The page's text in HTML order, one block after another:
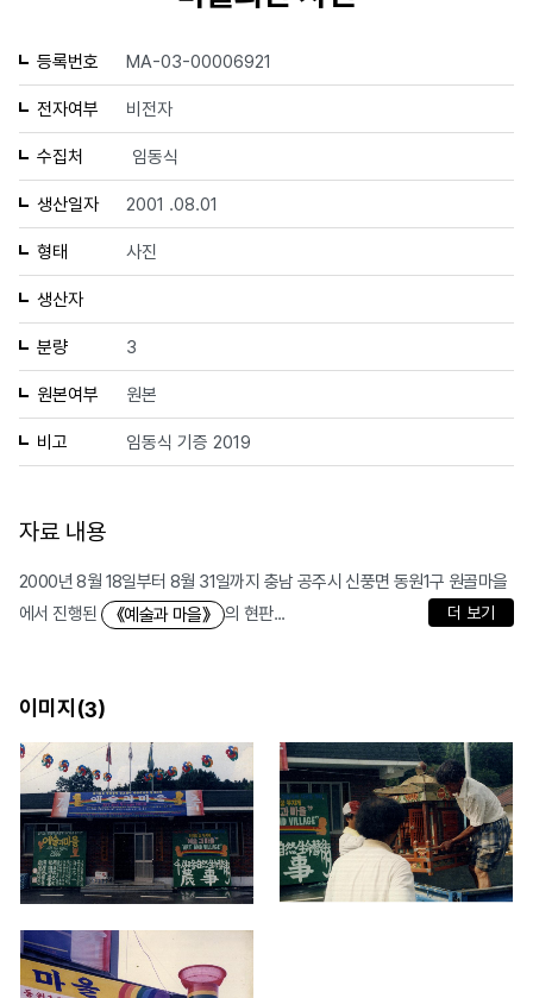
등록번호 MA-03-00006921
전자여부 비전자
수집처 임동식
생산일자 2001 .08.01
형태 사진
생산자
분량 3
원본여부 원본
비고 임동식 기증 2019
자료 내용
2000년 8월 18일부터 8월 31일까지 충남 공주시 신풍면 동원1구 원골마을
에서 진행된
《예술과 마을》 의 현판... 더 보기
이미지(3)